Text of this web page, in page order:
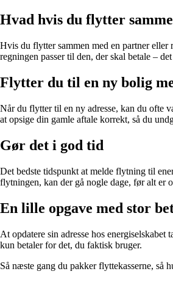
Hvad hvis du flytter
Hvis du flytter sammen med en partner eller
regningen passer til den, der skal betale –
Flytter du til en ny bolig
Når du flytter til en ny adresse, kan du ofte
at opsige din gamle aftale korrekt, så du
Gør det i god tid
Det bedste tidspunkt at melde flytning til
flytningen, kan der gå nogle dage, før alt er
En lille opgave med stor
At opdatere sin adresse hos
kun betaler for det, du faktisk bruger.
Så næste gang du pakker flyttekasserne, så